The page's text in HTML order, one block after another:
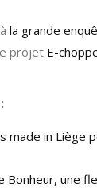
la grande
projet E-
made in Liège
Bonheur, une